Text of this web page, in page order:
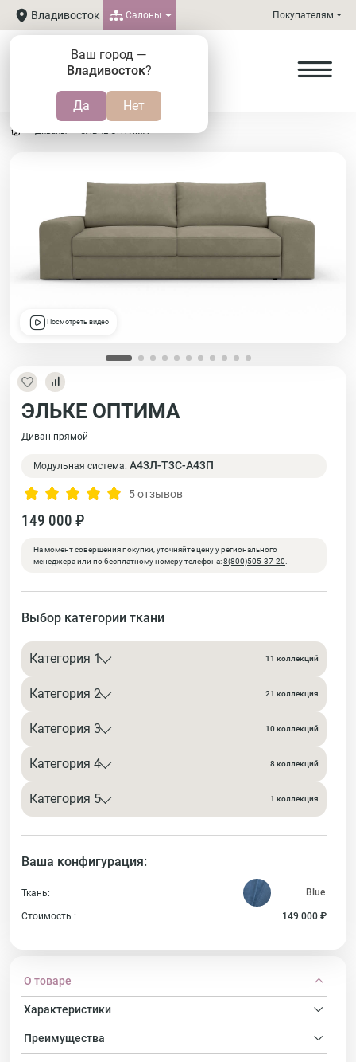
Владивосток
Ваш город —
Владивосток?
Салоны Покупателям
Диваны ЭЛЬКЕ ОПТИМА
О товаре
Характеристики
Преимущества
ЭЛЬКЕ ОПТИМА
Диван прямой
Модульная система: А43Л-Т3С-А43П
5 отзывов
149 000 ₽
На момент совершения покупки, уточняйте цену у регионального
менеджера или по бесплатному номеру телефона:8(800)505-37-20
Выбор категории ткани
Категория 1 11 коллекций
Категория 2 21 коллекция
Категория 3 10 коллекций
Категория 4 8 коллекций
Категория 5 1 коллекция
Ваша конфигурация:
Ткань:
Стоимость : 149 000 ₽
Посмотреть видео